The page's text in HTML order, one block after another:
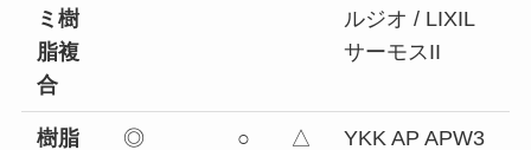
ミ樹
脂複
合
ルジオ / LIXIL
サーモスII
樹脂 ◎ ○ △
YKK AP APW3